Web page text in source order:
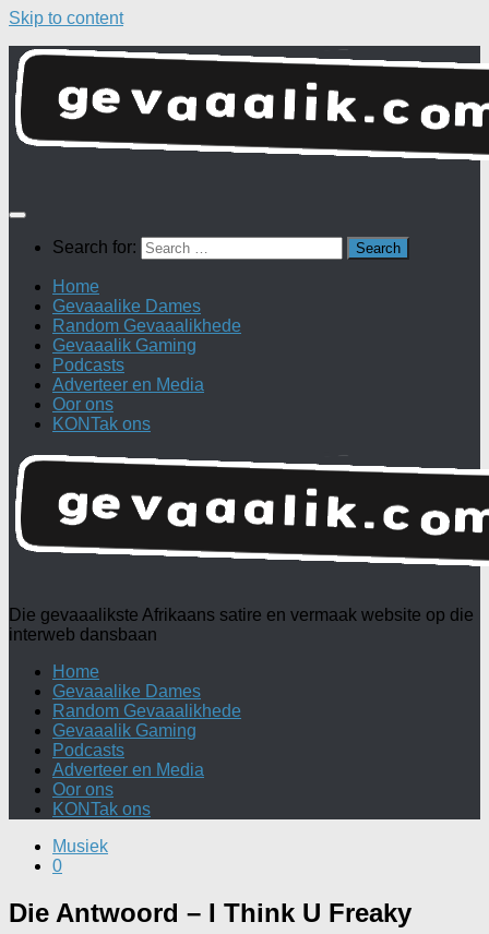
Skip to content
Search for:
Home
Gevaaalike Dames
Random Gevaaalikhede
Gevaaalik Gaming
Podcasts
Adverteer en Media
Oor ons
KONTak ons
Die gevaaalikste Afrikaans satire en vermaak website op die
interweb dansbaan
Home
Gevaaalike Dames
Random Gevaaalikhede
Gevaaalik Gaming
Podcasts
Adverteer en Media
Oor ons
KONTak ons
Musiek
0
Die Antwoord – I Think U Freaky